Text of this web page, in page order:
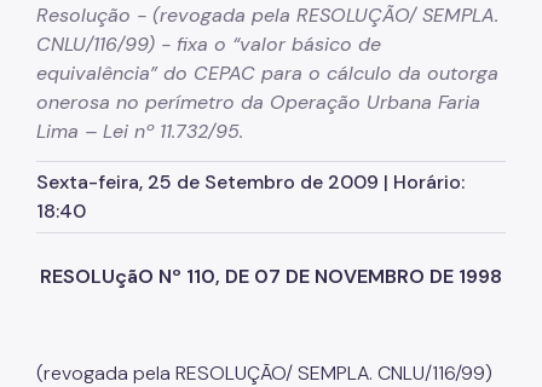
Conselhos Gestores
Fonte de Recursos
FMH
Programas
Resolução - (revogada pela RESOLUÇÃO/ SEMPLA.
CNLU/116/99) - fixa o “valor básico de
equivalência” do CEPAC para o cálculo da outorga
onerosa no perímetro da Operação Urbana Faria
Lima – Lei nº 11.732/95.
Sexta-feira, 25 de Setembro de 2009 | Horário:
18:40
RESOLUçãO Nº 110, DE 07 DE NOVEMBRO DE 1998
(revogada pela RESOLUÇÃO/ SEMPLA. CNLU/116/99)